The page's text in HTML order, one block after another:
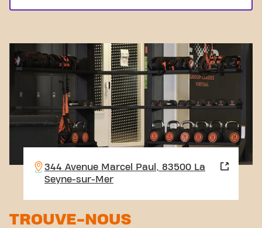
344 Avenue Marcel Paul, 83500 La
Seyne-sur-Mer
TROUVE-NOUS